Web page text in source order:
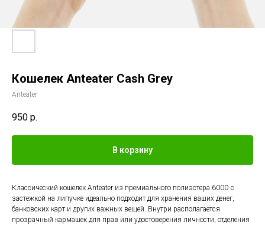
Кошелек Anteater Cash Grey
Anteater
950 р.
В корзину
Классический кошелек Anteater из премиального полиэстера 600D с
застежкой на липучке идеально подходит для хранения ваших денег,
банковских карт и других важных вещей. Внутри располагается
прозрачный кармашек для прав или удостоверения личности, отделения